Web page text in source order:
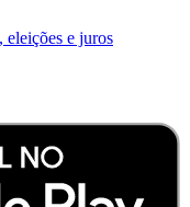
eleições e juros